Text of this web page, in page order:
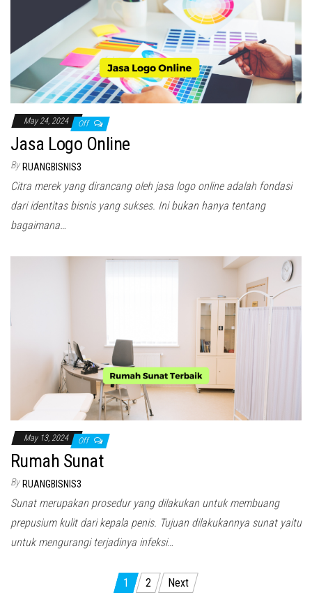
May 24, 2024 Off
Jasa Logo Online
By RUANGBISNIS3
Citra merek yang dirancang oleh jasa logo online adalah fondasi
dari identitas bisnis yang sukses. Ini bukan hanya tentang
bagaimana…
May 13, 2024 Off
Rumah Sunat
By RUANGBISNIS3
Sunat merupakan prosedur yang dilakukan untuk membuang
prepusium kulit dari kepala penis. Tujuan dilakukannya sunat yaitu
untuk mengurangi terjadinya infeksi…
1 2 Next